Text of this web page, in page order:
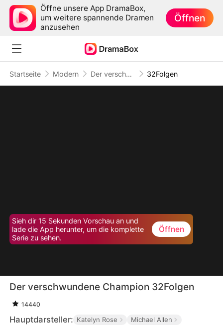
Öffne unsere App DramaBox,
um weitere spannende Dramen
anzusehen
Öffnen
Startseite Modern Der verschwundene Champion 32Folgen
Sieh dir 15 Sekunden Vorschau an und
lade die App herunter, um die komplette
Serie zu sehen.
Öffnen
Der verschwundene Champion 32Folgen
14440
Hauptdarsteller: Katelyn Rose Michael Allen